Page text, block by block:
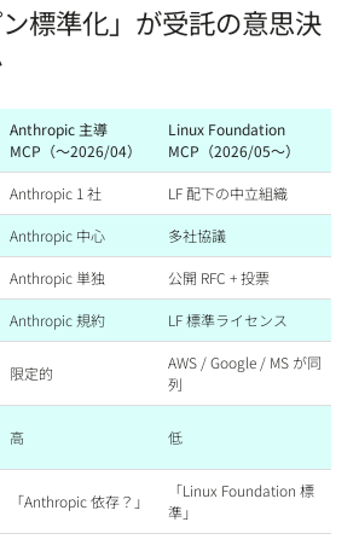
標準化」が受託の意思決
Anthropic 主導
MCP（〜2026/04）
Linux Foundation
MCP（2026/05〜）
Anthropic 1 社 LF 配下の中立組織
Anthropic 中心 多社協議
Anthropic 単独 公開 RFC + 投票
Anthropic 規約 LF 標準ライセンス
限定的
AWS / Google / MS が同
列
高 低
「Anthropic 依存？」
「Linux Foundation 標
準」